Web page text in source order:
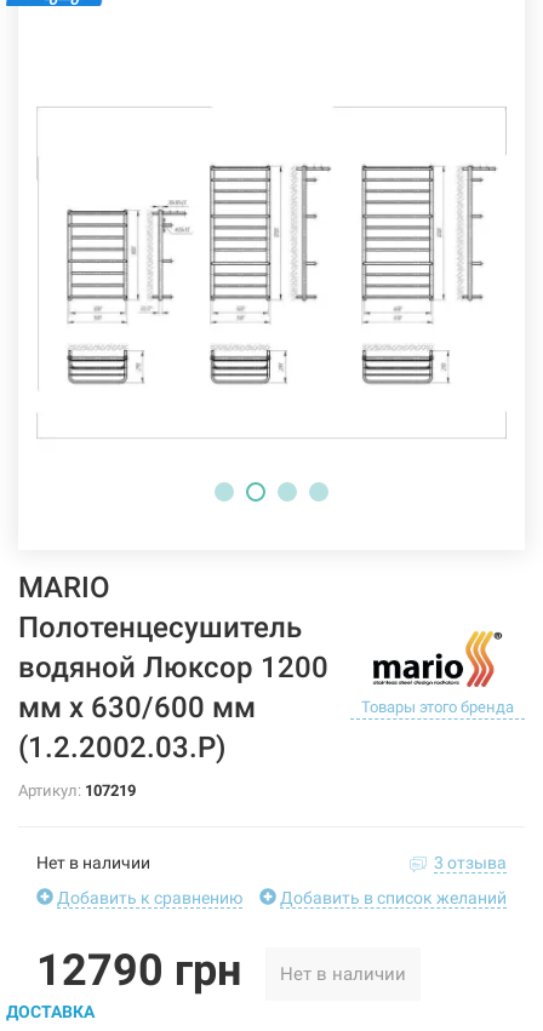
MARIO
Полотенцесушитель
водяной Люксор 1200
мм x 630/600 мм
(1.2.2002.03.Р)
Товары этого бренда
Артикул: 107219
Нет в наличии
3 отзыва
Добавить к сравнению
Добавить в список желаний
12790 грн Нет в наличии
ДОСТАВКА